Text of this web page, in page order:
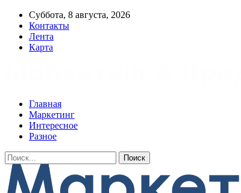
Суббота, 8 августа, 2026
Контакты
Лента
Карта
Главная
Маркетинг
Интересное
Разное